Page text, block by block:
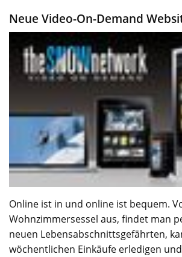
Neue Video-On-Demand
Online ist in und online ist bequem.
Wohnzimmersessel aus, findet man
neuen Lebensabschnittsgefährten,
wöchentlichen Einkäufe erledigen